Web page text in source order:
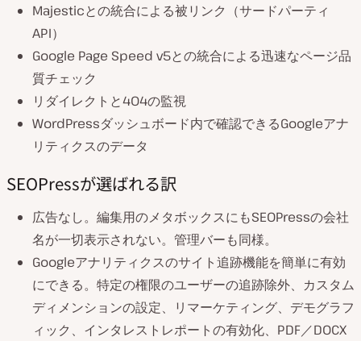
Majesticとの統合による被リンク（サードパーティ
API）
Google Page Speed v5との統合による迅速なページ品
質チェック
リダイレクトと404の監視
WordPressダッシュボード内で確認できるGoogleアナ
リティクスのデータ
SEOPressが選ばれる訳
広告なし。編集用のメタボックスにもSEOPressの会社
名が一切表示されない。管理バーも同様。
Googleアナリティクスのサイト追跡機能を簡単に有効
にできる。特定の権限のユーザーの追跡除外、カスタム
ディメンションの設定、リマーケティング、デモグラフ
ィック、インタレストレポートの有効化、PDF／DOCX